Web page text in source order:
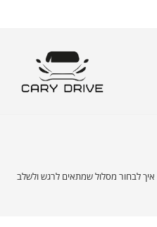
לבחור מסלול שמתאים לרגש ולשלב